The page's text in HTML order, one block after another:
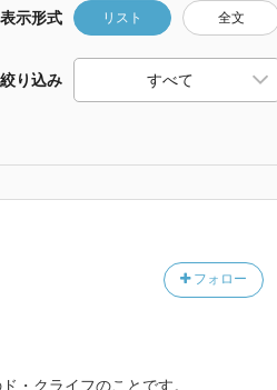
表示形式 リスト 全文
絞り込み
フォロー
・クライフのことです。